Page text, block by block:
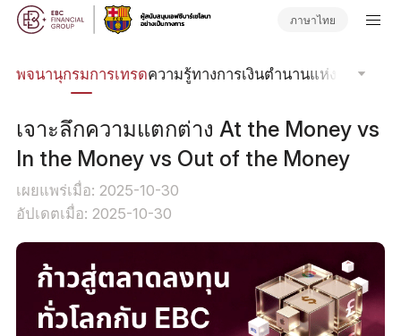
ภาษาไทย
พจนานุกรมการเทรดความรู้ทางการเงินตำนานแห่งตลาด
เจาะลึกความแตกต่าง At the Money vs
In the Money vs Out of the Money
เผยแพร่เมื่อ: 2025-10-30
อัปเดตเมื่อ: 2025-10-30